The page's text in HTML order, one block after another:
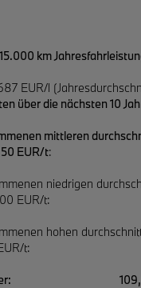
km
EUR/l
über die nächsten 10
mittleren
EUR/t:
niedrigen
EUR/t:
hohen
t: